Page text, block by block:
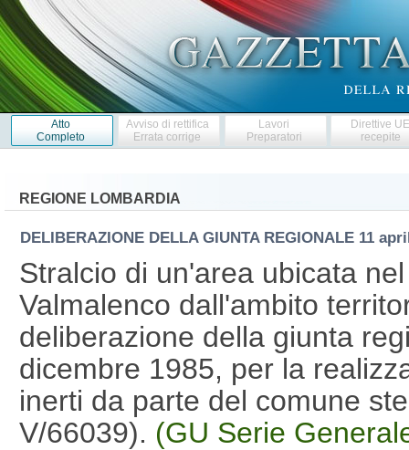
Atto
Completo
Avviso di rettifica
Errata corrige
Lavori
Preparatori
Direttive
recepite
REGIONE LOMBARDIA
DELIBERAZIONE DELLA GIUNTA REGIONALE 11
Stralcio di un'area ubicata
Valmalenco dall'ambito
deliberazione della giunta
dicembre 1985, per la
inerti da parte del comune
V/66039). (GU Serie